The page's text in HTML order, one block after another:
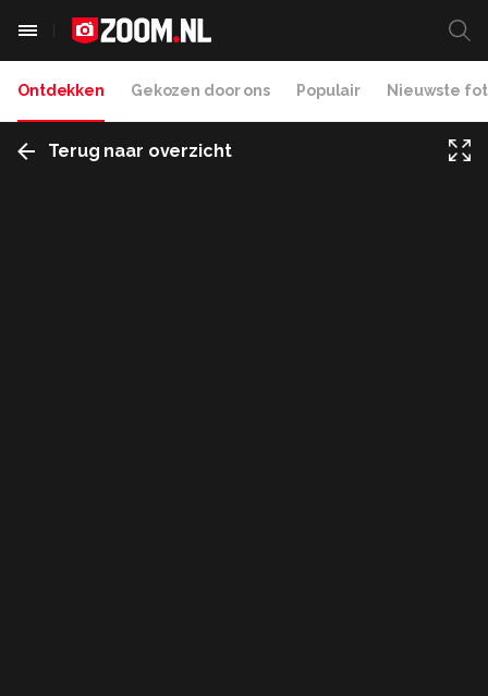
Ontdekken Gekozen door ons Populair Nieuwste
Terug naar overzicht